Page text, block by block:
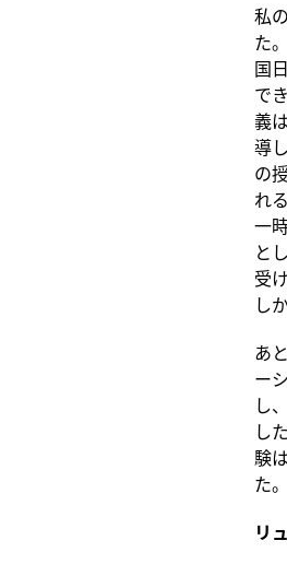
私
た
国
で
義
導
の
れ
一
と
受
し
あ
ー
し
し
験
た。
リ